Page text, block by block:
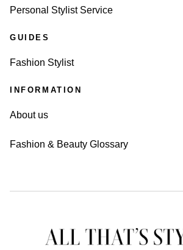
Personal Stylist Service
GUIDES
Fashion Stylist
INFORMATION
About us
Fashion & Beauty Glossary